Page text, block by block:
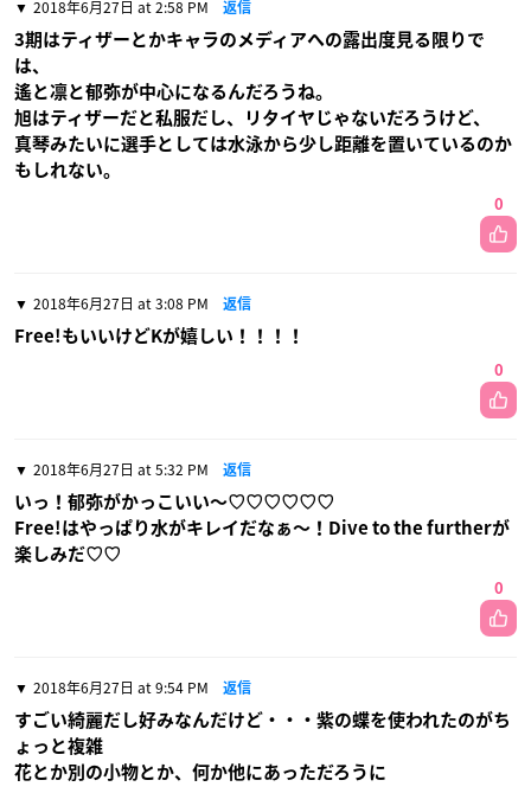
2018年6月27日 at 2:58 PM 返信
3期はティザーとかキャラのメディアへの露出度見る限りで
は、
遙と凛と郁弥が中心になるんだろうね。
旭はティザーだと私服だし、リタイヤじゃないだろうけど、
真琴みたいに選手としては水泳から少し距離を置いているのか
もしれない。
0
2018年6月27日 at 3:08 PM 返信
Free!もいいけどKが嬉しい！！！！
0
2018年6月27日 at 5:32 PM 返信
いっ！郁弥がかっこいい〜♡♡♡♡♡♡
Free!はやっぱり水がキレイだなぁ〜！Dive to the furtherが
楽しみだ♡♡
0
2018年6月27日 at 9:54 PM 返信
すごい綺麗だし好みなんだけど・・・紫の蝶を使われたのがち
ょっと複雑
花とか別の小物とか、何か他にあっただろうに